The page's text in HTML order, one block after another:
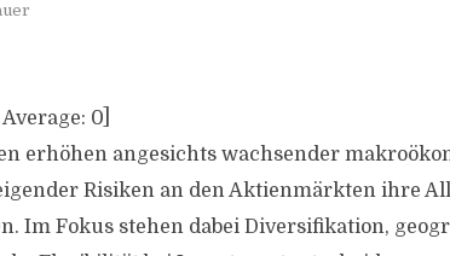
Average: 0
erhöhen angesichts wachsender
Risiken an den Aktienmärkten ihre
Im Fokus stehen dabei Diversifikation,